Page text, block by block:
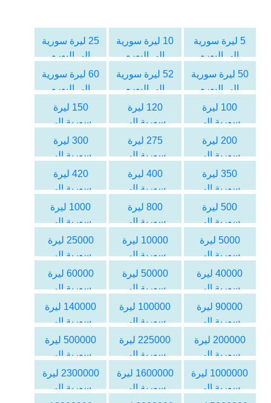
5 ليرة سورية
الى اليورو
10 ليرة سورية
الى اليورو
25 ليرة سورية
الى اليورو
50 ليرة سورية
الى اليورو
52 ليرة سورية
الى اليورو
60 ليرة سورية
الى اليورو
100 ليرة
سورية الى
اليورو
120 ليرة
سورية الى
اليورو
150 ليرة
سورية الى
اليورو
200 ليرة
سورية الى
اليورو
275 ليرة
سورية الى
اليورو
300 ليرة
سورية الى
اليورو
350 ليرة
سورية الى
اليورو
400 ليرة
سورية الى
اليورو
420 ليرة
سورية الى
اليورو
500 ليرة
سورية الى
اليورو
800 ليرة
سورية الى
اليورو
1000 ليرة
سورية الى
اليورو
5000 ليرة
سورية الى
اليورو
10000 ليرة
سورية الى
اليورو
25000 ليرة
سورية الى
اليورو
40000 ليرة
سورية الى
اليورو
50000 ليرة
سورية الى
اليورو
60000 ليرة
سورية الى
اليورو
90000 ليرة
سورية الى
اليورو
100000 ليرة
سورية الى
اليورو
140000 ليرة
سورية الى
اليورو
200000 ليرة
سورية الى
اليورو
225000 ليرة
سورية الى
اليورو
500000 ليرة
سورية الى
اليورو
1000000 ليرة
سورية الى
1600000 ليرة
سورية الى
2300000 ليرة
سورية الى